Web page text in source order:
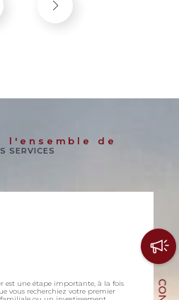
l'ensemble de
SERVICES
une étape importante, à la fois
vous recherchiez votre premier